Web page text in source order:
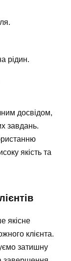
рідин.
досвідом,
завдань.
якість та
якісне
клієнта.
затишну